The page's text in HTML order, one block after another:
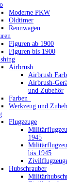
Moderne PKW
Oldtimer
Rennwagen
Figuren ab 1900
Figuren bis 1900
Airbrush
Airbrush
Airbrush-
und Zubehör
Farben_
Werkzeug und
Flugzeuge
1945
bis 1945
Hubschrauber